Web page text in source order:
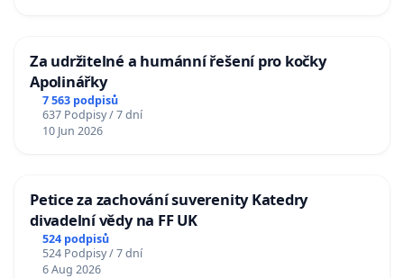
Za udržitelné a humánní řešení pro kočky
Apolinářky
7 563 podpisů
637 Podpisy / 7 dní
10 Jun 2026
Petice za zachování suverenity Katedry
divadelní vědy na FF UK
524 podpisů
524 Podpisy / 7 dní
6 Aug 2026